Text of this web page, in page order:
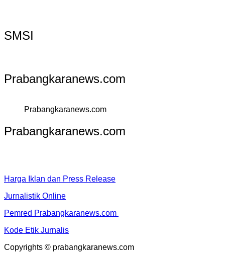
SMSI
Prabangkaranews.com
Prabangkaranews.com
Prabangkaranews.com
Harga Iklan dan Press Release
Jurnalistik Online
Pemred Prabangkaranews.com
Kode Etik Jurnalis
Copyrights © prabangkaranews.com